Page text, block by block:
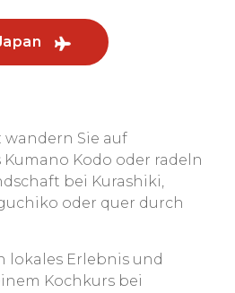
wandern Sie auf
Kodo oder radeln
bei Kurashiki,
oder quer durch
lokales Erlebnis und
Kochkurs bei